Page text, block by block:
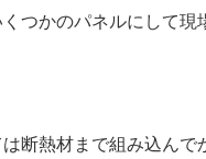
つかのパネルにして現
断熱材まで組み込んで